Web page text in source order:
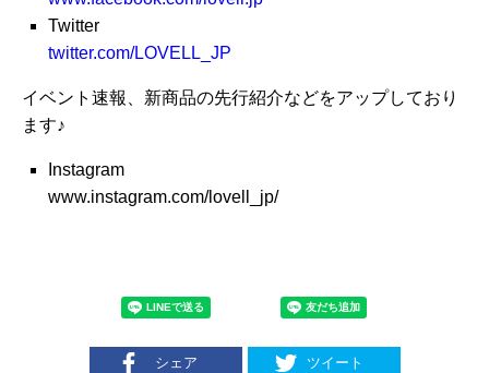
Twitter
twitter.com/LOVELL_JP
イベント速報、新商品の先行紹介などをアップしており
ます♪
Instagram
www.instagram.com/lovell_jp/
シェア ツイート